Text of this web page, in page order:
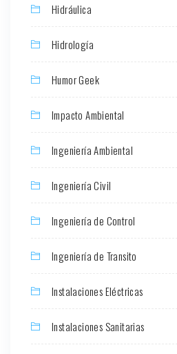
Hidráulica
Hidrología
Humor Geek
Impacto Ambiental
Ingeniería Ambiental
Ingeniería Civil
Ingeniería de Control
Ingeniería de Transito
Instalaciones Eléctricas
Instalaciones Sanitarias